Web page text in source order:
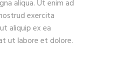
aliqua. Ut enim ad
exercita
aliquip ex ea
ut labore et dolore.